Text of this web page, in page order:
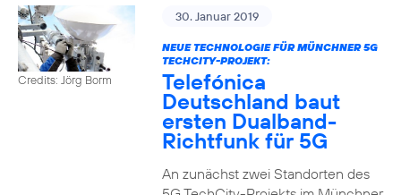
Credits: Jörg Borm
30. Januar 2019
NEUE TECHNOLOGIE FÜR MÜNCHNER 5G
TECHCITY-PROJEKT:
Telefónica
Deutschland baut
ersten Dualband-
Richtfunk für 5G
An zunächst zwei Standorten des